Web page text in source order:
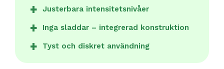
Justerbara intensitetsnivåer
Inga sladdar – integrerad konstruktion
Tyst och diskret användning